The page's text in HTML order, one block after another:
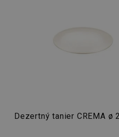
Dezertný tanier CREMA ø